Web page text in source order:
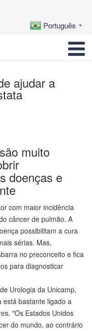
Português ▼
ajudar a
muito
doenças e
com maior incidência
câncer de pulmão. A
possibilitam a cura
sérias. Mas,
no preconceito e fica
para diagnosticar
Urologia da Unicamp,
está bastante ligado a
"Os Estados Unidos
do mundo, ao contrário